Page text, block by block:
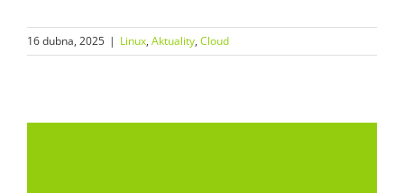
16 dubna, 2025 | Linux, Aktuality, Cloud